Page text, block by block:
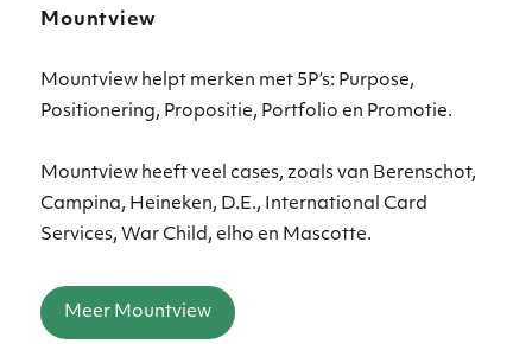
Mountview
Mountview helpt merken met 5P’s: Purpose,
Positionering, Propositie, Portfolio en Promotie.
Mountview heeft veel cases, zoals van Berenschot,
Campina, Heineken, D.E., International Card
Services, War Child, elho en Mascotte.
Meer Mountview